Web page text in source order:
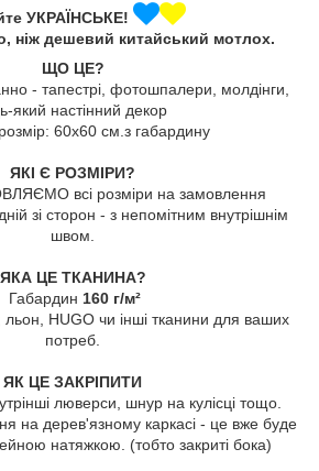
УКРАЇНСЬКЕ!
ніж дешевий китайський мотлох.
ЩО ЦЕ?
- тапестрі, фотошпалери, молдінги,
який настінний декор
60х60 см.з габардину
ЯКІ Є РОЗМІРИ?
всі розміри на замовлення
зі сторон - з непомітним внутрішнім
швом.
ЯКА ЦЕ ТКАНИНА?
Габардин 160 г/м²
HUGO чи інші тканини для ваших
потреб.
ЯК ЦЕ ЗАКРІПИТИ
люверси, шнур на кулісці тощо.
на дерев'язному каркасі - це вже буде
натяжкою. (тобто закриті бока)